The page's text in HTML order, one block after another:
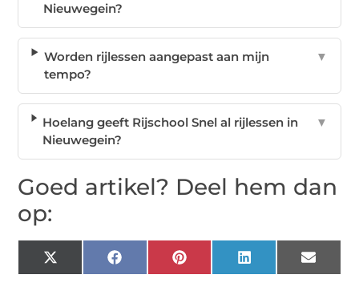
Nieuwegein?
Worden rijlessen aangepast aan mijn
tempo?
▼
Hoelang geeft Rijschool Snel al rijlessen in
Nieuwegein?
▼
Goed artikel? Deel hem dan
op:
X
(Twitter)
Facebook Pinterest LinkedIn Email